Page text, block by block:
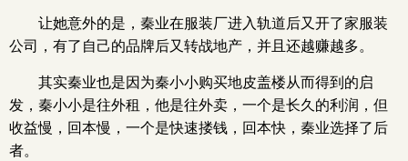
让她意外的是，秦业在服装厂进入轨道后又开了家服装
公司，有了自己的品牌后又转战地产，并且还越赚越多。
其实秦业也是因为秦小小购买地皮盖楼从而得到的启
发，秦小小是往外租，他是往外卖，一个是长久的利润，但
收益慢，回本慢，一个是快速搂钱，回本快，秦业选择了后
者。